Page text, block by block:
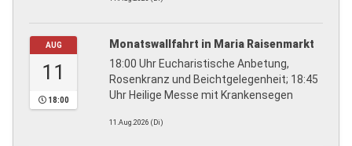
AUG
11
18:00
Monatswallfahrt in Maria Raisenmarkt
18:00 Uhr Eucharistische Anbetung,
Rosenkranz und Beichtgelegenheit; 18:45
Uhr Heilige Messe mit Krankensegen
11.Aug.2026 (Di)